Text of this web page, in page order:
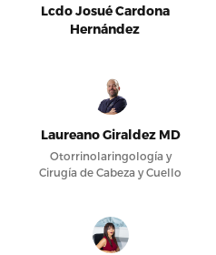
Lcdo Josué Cardona
Hernández
Laureano Giraldez MD
Otorrinolaringología y
Cirugía de Cabeza y Cuello